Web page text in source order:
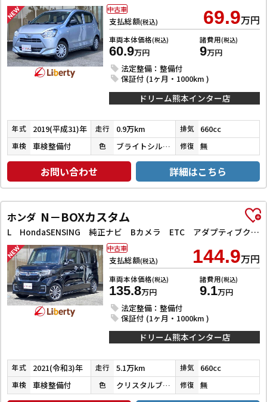
支払総額(税込) 69.9万円
車両本体価格(税込)
60.9万円
諸費用(税込)
9万円
法定整備：整備付
保証付 (1ヶ月・1000km )
中古車
ドリーム熊本インター店
年式 2019(平成31)年 走行 0.9万km 排気 660cc
車検 車検整備付 色 ブライトシルバーメタリック 修復 無
お問い合わせ 詳細はこちら
ホンダ N－BOXカスタム
L HondaSENSING 純正ナビ Bカメラ ETC アダプティブクルーズコントロール 左パワースライドドア 前席シートヒーター LEDヘッドライト フォグライト スマートキー プッシュスタート
支払総額(税込) 144.9万円
車両本体価格(税込)
135.8万円
諸費用(税込)
9.1万円
法定整備：整備付
保証付 (1ヶ月・1000km )
中古車
ドリーム熊本インター店
年式 2021(令和3)年 走行 5.1万km 排気 660cc
車検 車検整備付 色 クリスタルブラックパール 修復 無